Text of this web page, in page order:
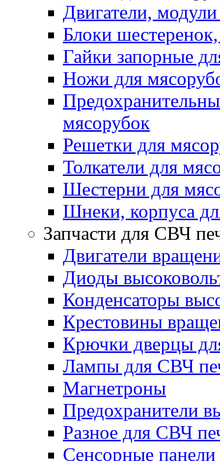
Двигатели,
Блоки
Гайки запорные
Ножи для
мясорубок
Решетки для
Толкатели для
Шестерни для
Шнеки, корпуса
Запчасти для СВЧ
Двигатели
Диоды
Конденсаторы
Крестовины
Крючки дверцы
Лампы для СВЧ
Магнетроны
Предохранители
Разное для СВЧ
Сенсорные